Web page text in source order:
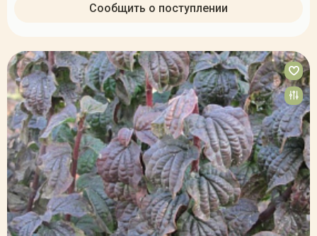
Сообщить о поступлении